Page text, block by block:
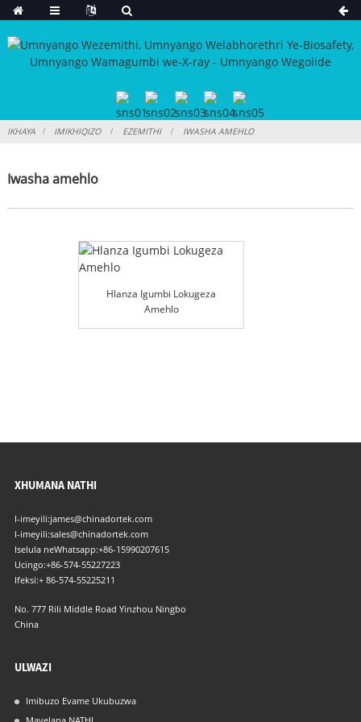
IKHAYA IMIKHIQIZO EZEMITHI IWASHA AMEHLO
Iwasha amehlo
Hlanza Igumbi Lokugeza
Amehlo
XHUMANA NATHI
I-imeyili:james@chinadortek.com
I-imeyili:sales@chinadortek.com
Iselula neWhatsapp:+86-15990207615
Ucingo:+86-574-55227223
Ifeksi:+ 86-574-55225211
No. 777 Rili Middle Road Yinzhou Ningbo
China
ULWAZI
Imibuzo Evame Ukubuzwa